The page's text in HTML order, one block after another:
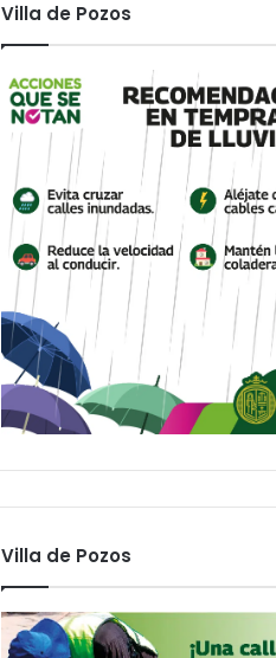
Villa de Pozos
Villa de Pozos